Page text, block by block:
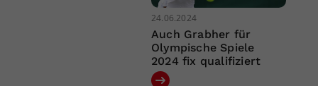
24.06.2024
Auch Grabher für
Olympische Spiele
2024 fix qualifiziert